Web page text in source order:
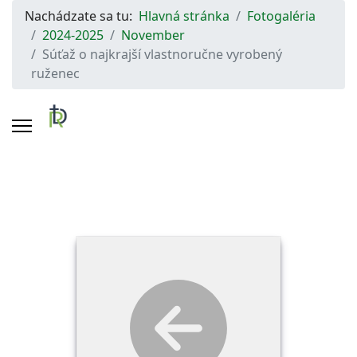
Nachádzate sa tu: Hlavná stránka
Fotogaléria
2024-2025
November
Súťaž o najkrajší vlastnoručne vyrobený
ruženec